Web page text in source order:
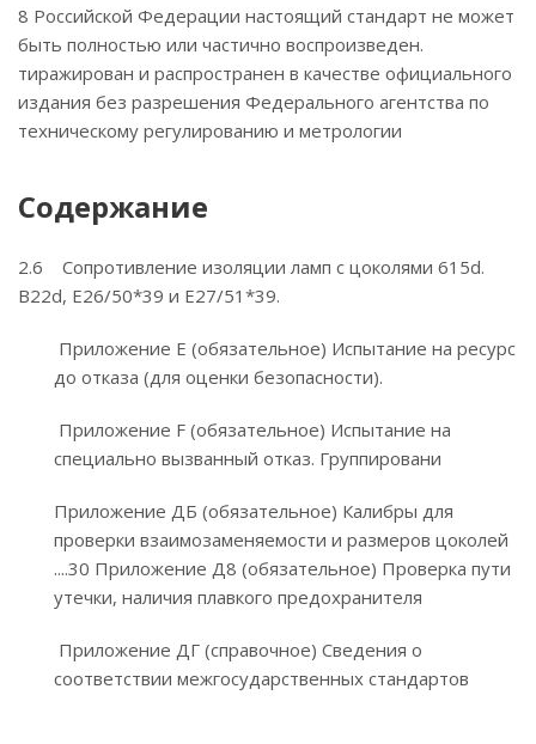
8 Российской Федерации настоящий стандарт не может
быть полностью или частично воспроизведен.
тиражирован и распространен в качестве официального
издания без разрешения Федерального агентства по
техническому регулированию и метрологии
Содержание
2.6 Сопротивление изоляции ламп с цоколями 615d.
B22d, Е26/50*39 и Е27/51*39.
Приложение Е (обязательное) Испытание на ресурс
до отказа (для оценки безопасности).
Приложение F (обязательное) Испытание на
специально вызванный отказ. Группировани
Приложение ДБ (обязательное) Калибры для
проверки взаимозаменяемости и размеров цоколей
....30 Приложение Д8 (обязательное) Проверка пути
утечки, наличия плавкого предохранителя
Приложение ДГ (справочное) Сведения о
соответствии межгосударственных стандартов